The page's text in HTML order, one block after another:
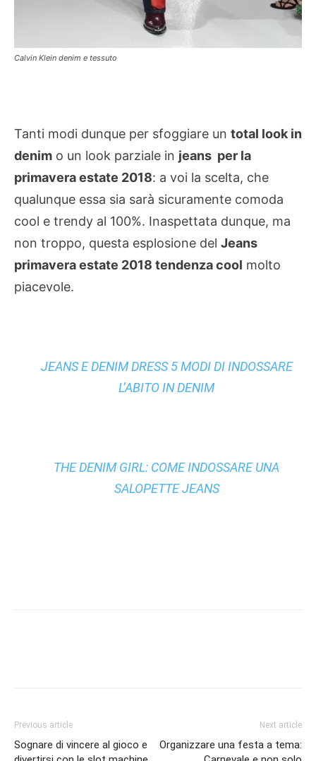
Calvin Klein denim e tessuto
Tanti modi dunque per sfoggiare un total look in
denim o un look parziale in jeans per la
primavera estate 2018: a voi la scelta, che
qualunque essa sia sarà sicuramente comoda
cool e trendy al 100%. Inaspettata dunque, ma
non troppo, questa esplosione del Jeans
primavera estate 2018 tendenza cool molto
piacevole.
JEANS E DENIM DRESS 5 MODI DI INDOSSARE
L’ABITO IN DENIM
THE DENIM GIRL: COME INDOSSARE UNA
SALOPETTE JEANS
Previous article
Sognare di vincere al gioco e
Next article
Organizzare una festa a tema: